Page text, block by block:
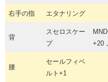
右手の指 エタナリング
背
スセロスケー
プ
+20
腰
セールフィベ
ルト+1